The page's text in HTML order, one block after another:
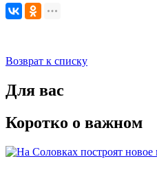
Возврат к списку
Для вас
Коротко о важном